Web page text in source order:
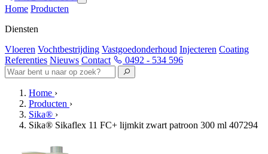
Home Producten
Diensten
Vloeren Vochtbestrijding Vastgoedonderhoud Injecteren Coating
Referenties Nieuws Contact 0492 - 534 596
Home ›
Producten ›
Sika® ›
Sika® Sikaflex 11 FC+ lijmkit zwart patroon 300 ml 407294